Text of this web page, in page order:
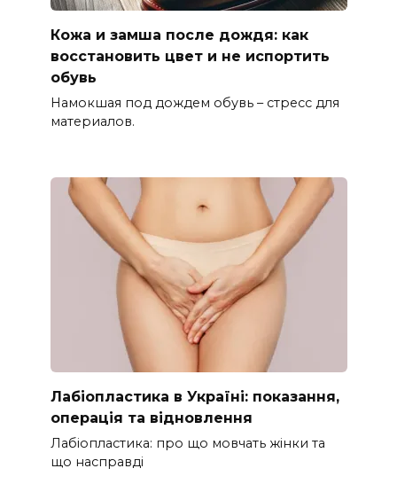
Кожа и замша после дождя: как
восстановить цвет и не испортить
обувь
Намокшая под дождем обувь – стресс для
материалов.
Лабіопластика в Україні: показання,
операція та відновлення
Лабіопластика: про що мовчать жінки та
що насправді